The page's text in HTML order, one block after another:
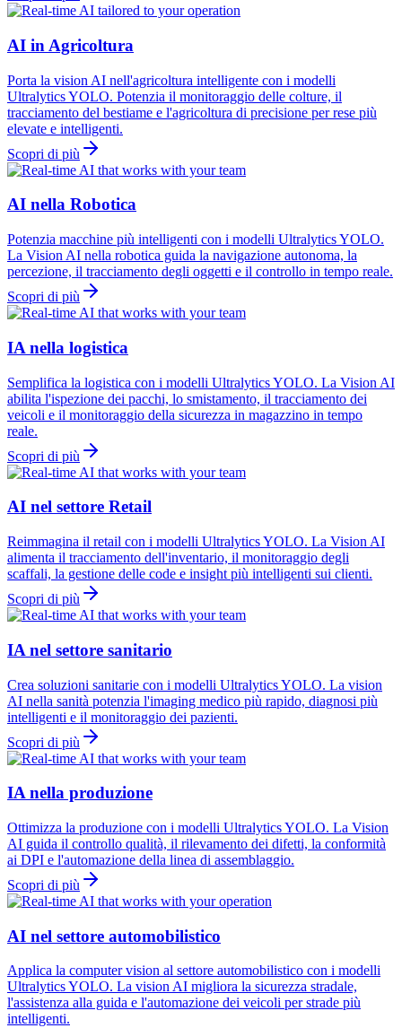
AI in Agricoltura
Porta la vision AI nell'agricoltura intelligente con i modelli
Ultralytics YOLO. Potenzia il monitoraggio delle colture, il
tracciamento del bestiame e l'agricoltura di precisione per rese più
elevate e intelligenti.
Scopri di più
AI nella Robotica
Potenzia macchine più intelligenti con i modelli Ultralytics YOLO.
La Vision AI nella robotica guida la navigazione autonoma, la
percezione, il tracciamento degli oggetti e il controllo in tempo reale.
Scopri di più
IA nella logistica
Semplifica la logistica con i modelli Ultralytics YOLO. La Vision AI
abilita l'ispezione dei pacchi, lo smistamento, il tracciamento dei
veicoli e il monitoraggio della sicurezza in magazzino in tempo
reale.
Scopri di più
AI nel settore Retail
Reimmagina il retail con i modelli Ultralytics YOLO. La Vision AI
alimenta il tracciamento dell'inventario, il monitoraggio degli
scaffali, la gestione delle code e insight più intelligenti sui clienti.
Scopri di più
IA nel settore sanitario
Crea soluzioni sanitarie con i modelli Ultralytics YOLO. La vision
AI nella sanità potenzia l'imaging medico più rapido, diagnosi più
intelligenti e il monitoraggio dei pazienti.
Scopri di più
IA nella produzione
Ottimizza la produzione con i modelli Ultralytics YOLO. La Vision
AI guida il controllo qualità, il rilevamento dei difetti, la conformità
ai DPI e l'automazione della linea di assemblaggio.
Scopri di più
AI nel settore automobilistico
Applica la computer vision al settore automobilistico con i modelli
Ultralytics YOLO. La vision AI migliora la sicurezza stradale,
l'assistenza alla guida e l'automazione dei veicoli per strade più
intelligenti.